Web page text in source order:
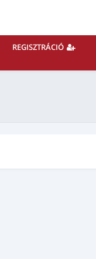
REGISZTRÁCIÓ